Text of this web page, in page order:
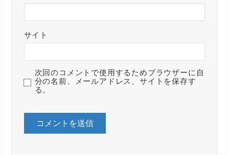
サイト
次回のコメントで使用するためブラウザーに自
分の名前、メールアドレス、サイトを保存す
る。